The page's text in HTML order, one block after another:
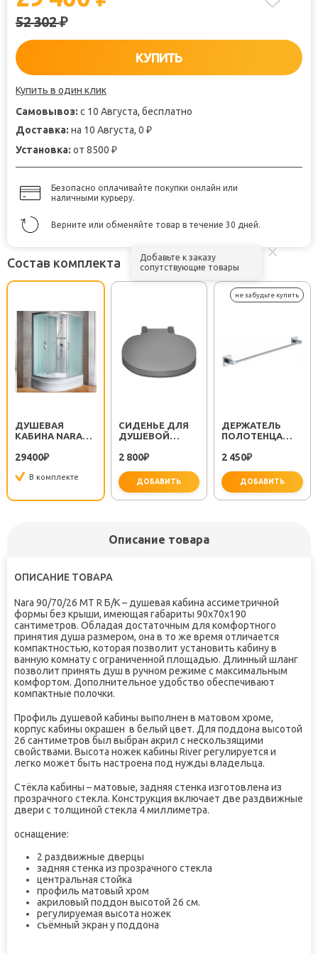
52 302₽
КУПИТЬ
Купить в один клик
Самовывоз: с 10 Августа, бесплатно
Доставка: на 10 Августа, 0 ₽
Установка: от 8500 ₽
Безопасно оплачивайте покупки онлайн или
наличными курьеру.
Верните или обменяйте товар в течение 30 дней.
Состав комплекта
Добавьте к заказу
сопутствующие товары
ДУШЕВАЯ
КАБИНА NARA
К
29400₽
В комплекте
СИДЕНЬЕ ДЛЯ
ДУШЕВОЙ
2 800₽
ДОБАВИТЬ
ДЕРЖАТЕЛЬ
ПОЛОТЕНЦА
2 450₽
ДОБАВИТЬ
Описание товара
ОПИСАНИЕ ТОВАРА
Nara 90/70/26 МТ R Б/К – душевая кабина ассиметричной
формы без крыши, имеющая габариты 90х70х190
сантиметров. Обладая достаточным для комфортного
принятия душа размером, она в то же время отличается
компактностью, которая позволит установить кабину в
ванную комнату с ограниченной площадью. Длинный шланг
позволит принять душ в ручном режиме с максимальным
комфортом. Дополнительное удобство обеспечивают
компактные полочки.
Профиль душевой кабины выполнен в матовом хроме,
корпус кабины окрашен в белый цвет. Для поддона высотой
26 сантиметров был выбран акрил с нескользящими
свойствами. Высота ножек кабины River регулируется и
легко может быть настроена под нужды владельца.
Стёкла кабины – матовые, задняя стенка изготовлена из
прозрачного стекла. Конструкция включает две раздвижные
двери с толщиной стекла 4 миллиметра.
оснащение:
2 раздвижные дверцы
задняя стенка из прозрачного стекла
центральная стойка
профиль матовый хром
акриловый поддон высотой 26 см.
регулируемая высота ножек
съёмный экран у поддона